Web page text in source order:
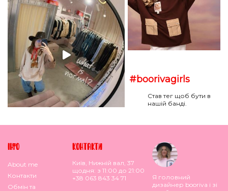
#boorivagirls
Став тег щоб бути в
нашій банді.
IНФО
About me
Контакти
Обмiн та
КОНТАКТИ
Київ, Нижній вал, 37
щодня: з 11:00 до 21:00
+38 063 843 34 71
Я головний
дизайнер booriva і зі